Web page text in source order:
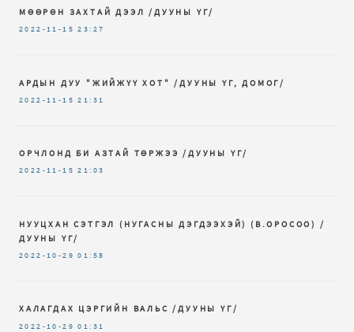
МӨӨРӨН ЗАХТАЙ ДЭЭЛ /ДУУНЫ ҮГ/
2022-11-15 23:27
АРДЫН ДУУ "ЖИЙЖҮҮ ХОТ" /ДУУНЫ ҮГ, ДОМОГ/
2022-11-15 21:31
ОРЧЛОНД БИ АЗТАЙ ТӨРЖЭЭ /ДУУНЫ ҮГ/
2022-11-15 21:03
НУУЦХАН СЭТГЭЛ (НУГАСНЫ ДЭГДЭЭХЭЙ) (В.ОРОСОО) /
ДУУНЫ ҮГ/
2022-10-29 01:58
ХАЛАГДАХ ЦЭРГИЙН ВАЛЬС /ДУУНЫ ҮГ/
2022-10-29 01:31